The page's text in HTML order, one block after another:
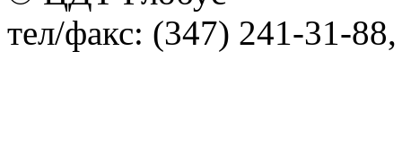
тел/факс: (347) 241-31-